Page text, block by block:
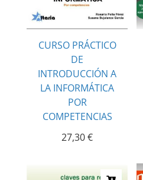
CURSO PRÁCTICO
DE
INTRODUCCIÓN A
LA INFORMÁTICA
POR
COMPETENCIAS
27,30€